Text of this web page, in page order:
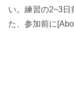
い。練習の2~3日
た、参加前に